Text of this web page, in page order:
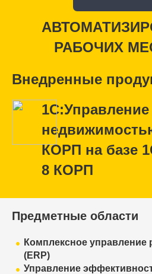
РАБОЧИХ
Внедренные
1С:Управление
КОРП на базе
8 КОРП
Предметные области
Комплексное управление
(ERP)
Управление